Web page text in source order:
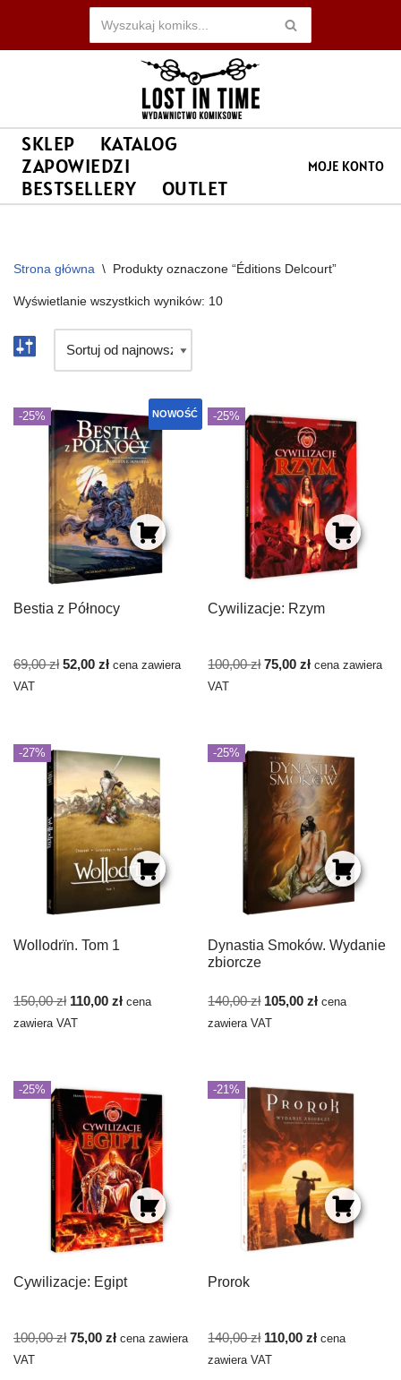
Przejdź
SKLEP
KATALOG
ZAPOWIEDZI
BESTSELLERY
OUTLET
MOJE KONTO
Strona główna \ Produkty oznaczone “Éditions Delcourt”
Wyświetlanie wszystkich wyników: 10
-25%
Bestia z Północy
NOWOŚĆ
69,00zł 52,00 zł cena zawiera
VAT
-25%
Cywilizacje: Rzym
100,00zł 75,00zł cena zawiera
VAT
-27%
Wollodrïn. Tom 1
150,00zł 110,00 zł cena
zawiera VAT
-25%
Dynastia Smoków. Wydanie
zbiorcze
140,00zł 105,00zł cena
zawiera VAT
-25%
Cywilizacje: Egipt
100,00zł 75,00 zł cena zawiera
VAT
-21%
Prorok
140,00zł 110,00zł cena
zawiera VAT